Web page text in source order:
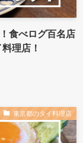
食べログ百名店
理店！
東京都のタイ料理店